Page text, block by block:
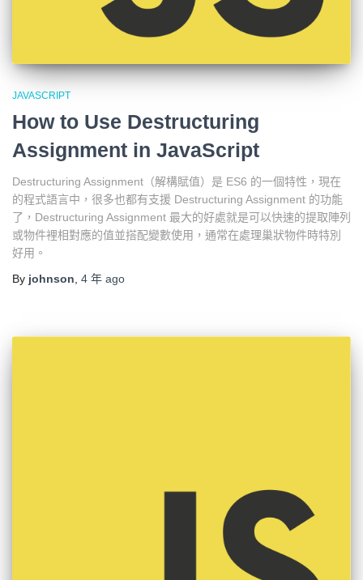
JAVASCRIPT
How to Use Destructuring
Assignment in JavaScript
Destructuring Assignment（解構賦值）是 ES6 的一個特性，現在
的程式語言中，很多也都有支援 Destructuring Assignment 的功能
了，Destructuring Assignment 最大的好處就是可以快速的提取陣列
或物件裡相對應的值並搭配變數使用，通常在處理巢狀物件時特別
好用。
By johnson 4 年 ago